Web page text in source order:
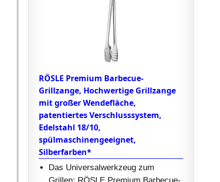
RÖSLE Premium Barbecue-
Grillzange, Hochwertige Grillzange
mit großer Wendefläche,
patentiertes Verschlusssystem,
Edelstahl 18/10,
spülmaschinengeeignet,
Silberfarben*
Das Universalwerkzeug zum
Grillen: RÖSLE Premium Barbecue-